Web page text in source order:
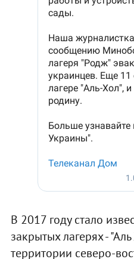
В 2017 году стало
закрытых лагерях -
территории северо-